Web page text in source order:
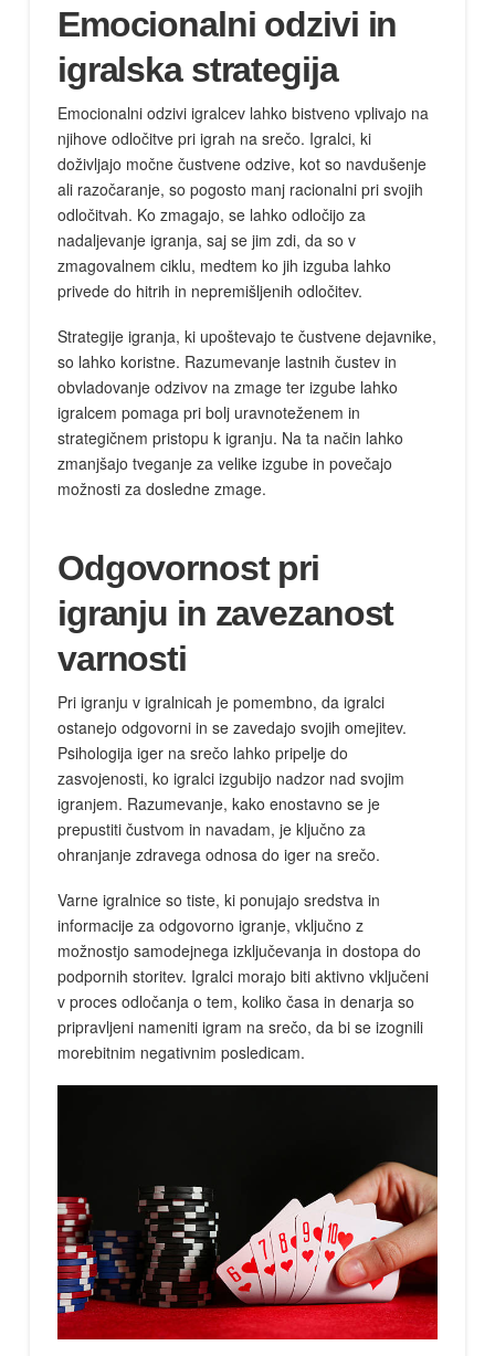
Emocionalni odzivi in
igralska strategija
Emocionalni odzivi igralcev lahko bistveno vplivajo na
njihove odločitve pri igrah na srečo. Igralci, ki
doživljajo močne čustvene odzive, kot so navdušenje
ali razočaranje, so pogosto manj racionalni pri svojih
odločitvah. Ko zmagajo, se lahko odločijo za
nadaljevanje igranja, saj se jim zdi, da so v
zmagovalnem ciklu, medtem ko jih izguba lahko
privede do hitrih in nepremišljenih odločitev.
Strategije igranja, ki upoštevajo te čustvene dejavnike,
so lahko koristne. Razumevanje lastnih čustev in
obvladovanje odzivov na zmage ter izgube lahko
igralcem pomaga pri bolj uravnoteženem in
strategičnem pristopu k igranju. Na ta način lahko
zmanjšajo tveganje za velike izgube in povečajo
možnosti za dosledne zmage.
Odgovornost pri
igranju in zavezanost
varnosti
Pri igranju v igralnicah je pomembno, da igralci
ostanejo odgovorni in se zavedajo svojih omejitev.
Psihologija iger na srečo lahko pripelje do
zasvojenosti, ko igralci izgubijo nadzor nad svojim
igranjem. Razumevanje, kako enostavno se je
prepustiti čustvom in navadam, je ključno za
ohranjanje zdravega odnosa do iger na srečo.
Varne igralnice so tiste, ki ponujajo sredstva in
informacije za odgovorno igranje, vključno z
možnostjo samodejnega izključevanja in dostopa do
podpornih storitev. Igralci morajo biti aktivno vključeni
v proces odločanja o tem, koliko časa in denarja so
pripravljeni nameniti igram na srečo, da bi se izognili
morebitnim negativnim posledicam.